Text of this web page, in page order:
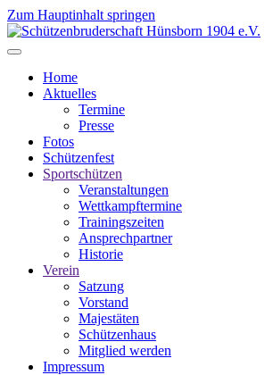
Zum Hauptinhalt springen
Home
Aktuelles
Termine
Presse
Fotos
Schützenfest
Sportschützen
Veranstaltungen
Wettkampftermine
Trainingszeiten
Ansprechpartner
Historie
Verein
Satzung
Vorstand
Majestäten
Schützenhaus
Mitglied werden
Impressum